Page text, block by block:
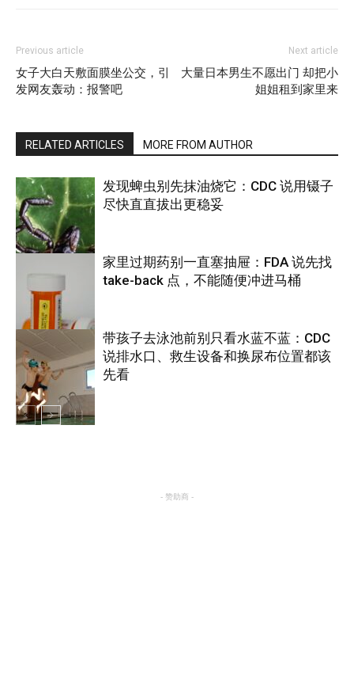
Previous article
女子大白天敷面膜坐公交，引
发网友轰动：报警吧
Next article
大量日本男生不愿出门 却把小
姐姐租到家里来
RELATED ARTICLES MORE FROM AUTHOR
养生
发现蜱虫别先抹油烧它：CDC 说用镊子
尽快直直拔出更稳妥
养生
家里过期药别一直塞抽屉：FDA 说先找
take-back 点，不能随便冲进马桶
带孩子去泳池前别只看水蓝不蓝：CDC
说排水口、救生设备和换尿布位置都该
先看
- 赞助商 -